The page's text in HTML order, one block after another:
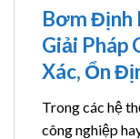
Bơm Định
Giải Pháp
Xác, Ổn
Trong các hệ
công nghiệp